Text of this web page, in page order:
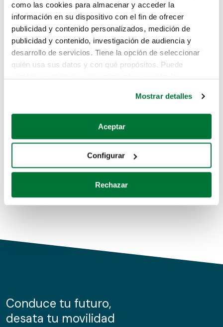
como las cookies para almacenar y acceder la
información en su dispositivo con el fin de ofrecer
publicidad y contenido personalizados, medición de
publicidad y contenido, investigación de audiencia y
desarrollo de servicios. Tiene la opción de seleccionar
quién usa sus datos y con qué propósitos. Puede
Si lo permite, también quisiéramos:
Recopilar información sobre su ubicación geográfica
Identificar su dispositivo analizándolo activamente
para buscar características específicas (huellas
Obtenga más información sobre cómo se procesan sus
de cookies.
información sobre el uso que haga del sitio web con
nuestros partners de redes sociales, publicidad y análisis
Mostrar detalles
Aceptar
Configurar
Rechazar
Lo sentimos, no sabemos como
te hemos traido hasta aquí.
Pero puedes encontrar el coche que estás
buscando en alguno de estos enlaces:
Coches de segunda mano
Coches de km0
Conduce tu futuro,
desata tu movilidad